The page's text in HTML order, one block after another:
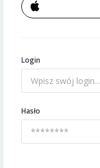
Login
Hasło